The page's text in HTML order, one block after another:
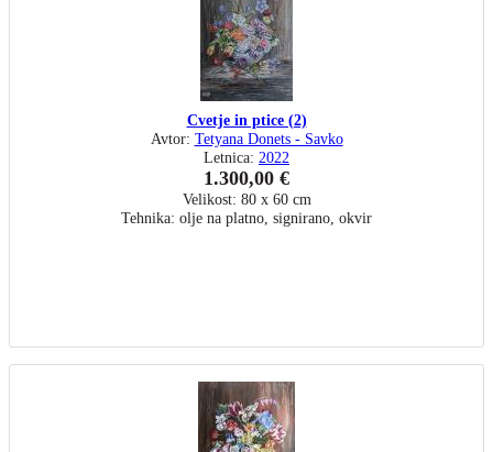
Cvetje in ptice (2)
Avtor: Tetyana Donets - Savko
Letnica: 2022
1.300,00 €
Velikost: 80 x 60 cm
Tehnika: olje na platno, signirano, okvir